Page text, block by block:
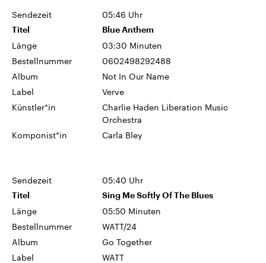
Sendezeit 05:46 Uhr
Titel Blue Anthem
Länge
03:30 Minuten
Bestellnummer
0602498292488
Album
Not In Our Name
Label
Verve
Künstler*in
Charlie Haden Liberation Music
Orchestra
Komponist*in
Carla Bley
Sendezeit 05:40 Uhr
Titel Sing Me Softly Of The Blues
Länge
05:50 Minuten
Bestellnummer
WATT/24
Album
Go Together
Label
WATT